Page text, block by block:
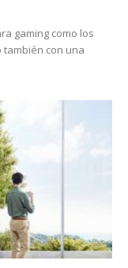
gaming como los
también con una